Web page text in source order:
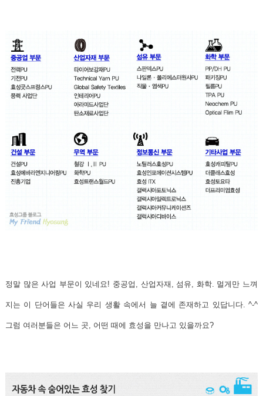
정말 많은 사업 부문이 있네요! 중공업, 산업자재, 섬유, 화학. 멀게만 느껴
지는 이 단어들은사실 우리 생활 속에서 늘 곁에 존재하고 있답니다. ^-^
그럼 여러분들은 어느 곳, 어떤 때에 효성을 만나고 있을까요?